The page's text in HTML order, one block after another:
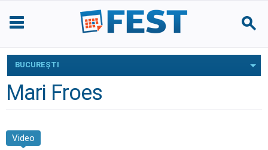
BUCUREŞTI
Mari Froes
Video